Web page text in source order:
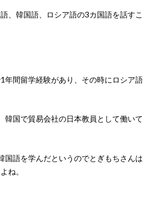
、韓国語、ロシア語の3カ国語を話すこ
年間留学経験があり、その時にロシア語
韓国で貿易会社の日本教員として働いて
国語を学んだというのでとぎもちさんは
ね。